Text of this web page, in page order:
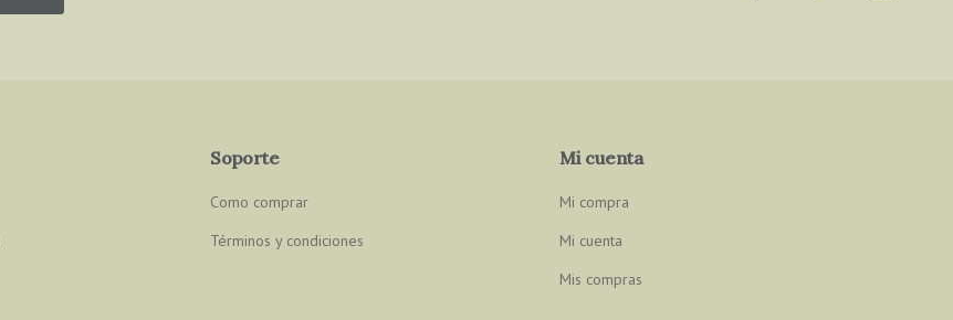
Soporte
Como comprar
Términos y condiciones
Mi cuenta
Mi compra
Mi cuenta
Mis compras